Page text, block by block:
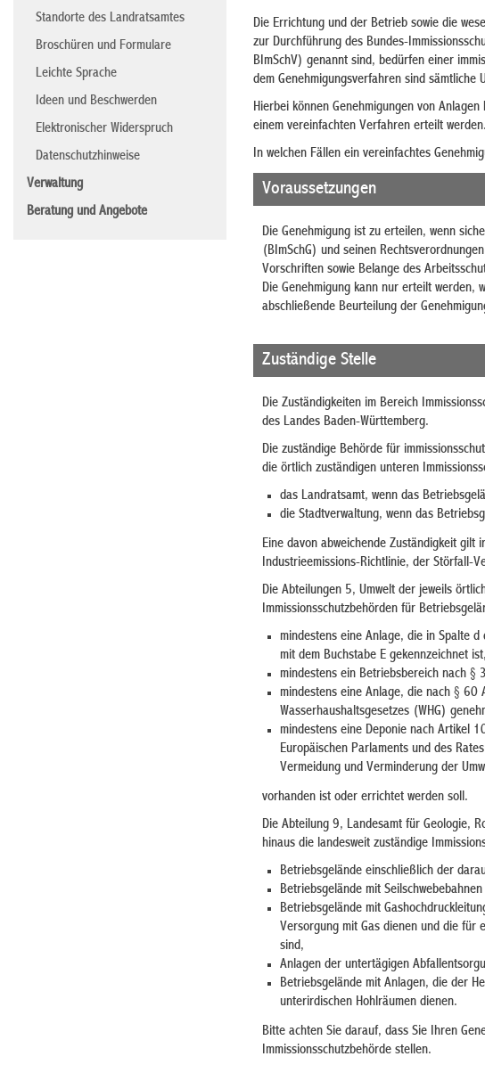
Standorte des Landratsamtes
Broschüren und Formulare
Leichte Sprache
Ideen und Beschwerden
Elektronischer Widerspruch
Datenschutzhinweise
Verwaltung
Beratung und Angebote
Die Errichtung und der Betrieb sowie die
zur Durchführung des Bundes-
BImSchV) genannt sind, bedürfen einer
dem Genehmigungsverfahren sind sämtliche
Hierbei können Genehmigungen von
einem vereinfachten Verfahren erteilt
In welchen Fällen ein vereinfachtes
Voraussetzungen
Die Genehmigung ist zu erteilen, wenn
(BImSchG) und seinen
Vorschriften sowie Belange des
Die Genehmigung kann nur erteilt werden,
abschließende Beurteilung der
Zuständige Stelle
Die Zuständigkeiten im Bereich
des Landes Baden-Württemberg.
Die zuständige Behörde für
die örtlich zuständigen unteren
das Landratsamt, wenn das
die Stadtverwaltung, wenn das
Eine davon abweichende Zuständigkeit
Industrieemissions-Richtlinie, der Störfall-
Die Abteilungen 5, Umwelt der jeweils
Immissionsschutzbehörden für
mindestens eine Anlage, die in Spalte
mit dem Buchstabe E gekennzeichnet ist,
mindestens ein Betriebsbereich nach §
mindestens eine Anlage, die nach §
Wasserhaushaltsgesetzes (WHG)
mindestens eine Deponie nach Artikel
Europäischen Parlaments und des
Vermeidung und Verminderung der
vorhanden ist oder errichtet werden soll.
Die Abteilung 9, Landesamt für Geologie,
hinaus die landesweit zuständige
Betriebsgelände einschließlich der
Betriebsgelände mit
Betriebsgelände mit
Versorgung mit Gas dienen und die für
sind,
Anlagen der untertägigen
Betriebsgelände mit Anlagen, die der
unterirdischen Hohlräumen dienen.
Bitte achten Sie darauf, dass Sie Ihren
Immissionsschutzbehörde stellen.